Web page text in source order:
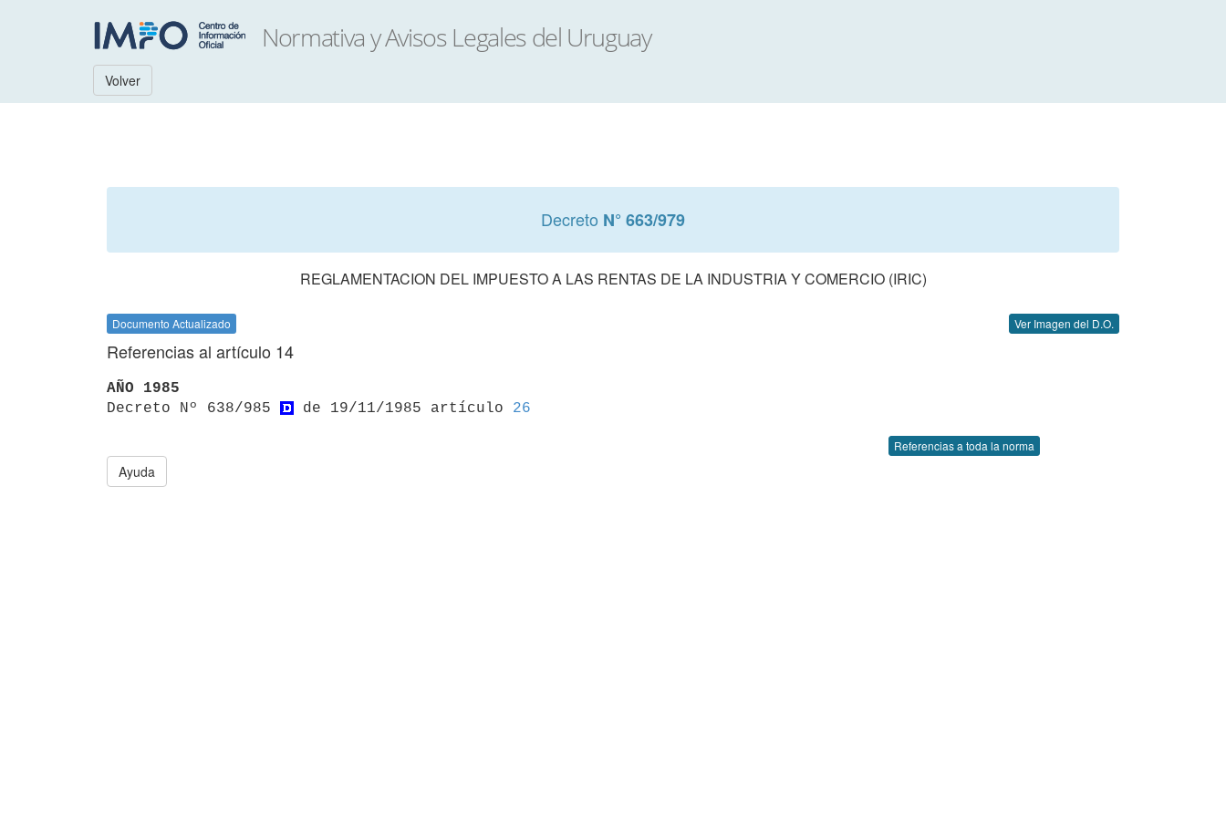
Volver
Decreto N° 663/979
REGLAMENTACION DEL IMPUESTO A LAS RENTAS DE LA INDUSTRIA Y COMERCIO (IRIC)
Documento Actualizado Ver Imagen del D.O.
Referencias al artículo 14
AÑO 1985
Decreto Nº 638/985
de 19/11/1985 artículo 26
Referencias a toda la norma
Ayuda